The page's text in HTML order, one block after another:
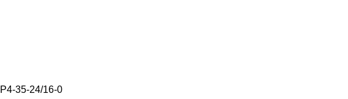
Р4-35-24/16-0